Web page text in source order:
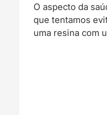
O aspecto da
que tentamos
uma resina com